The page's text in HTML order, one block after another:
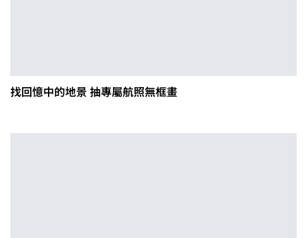
找回憶中的地景 抽專屬航照無框畫